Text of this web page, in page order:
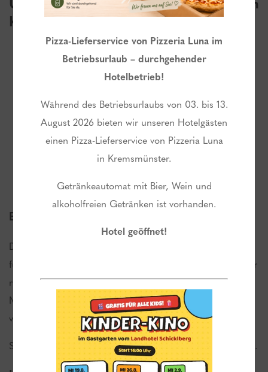
Unterhaltung im Haus finden Sie beim
Kegeln und Indoor-Aktivitäten
Beliebt bei Jung und Junggebliebenen!
Drei moderne Bahnen sorgen auch an kalten Wintertagen
für heiße Wettkämpfe. Aber nicht nur im Winter geht’s hier
rund, sondern das ganze Jahr über besteht jederzeit die
Möglichkeit zu einem kleinen Spielchen von 9:00 Uhr
vormittags bis zur Sperrstunde spät nachts.
Speisen und Getränke werden Ihnen hier ebenfalls serviert.
Pizza-Lieferservice von Pizzeria Luna im
Betriebsurlaub – durchgehender
Hotelbetrieb!
Während des Betriebsurlaubs von 03. bis 13.
August 2026 bieten wir unseren Hotelgästen
einen Pizza-Lieferservice von Pizzeria Luna
in Kremsmünster.
Getränkeautomat mit Bier, Wein und
alkoholfreien Getränken ist vorhanden.
Hotel geöffnet!